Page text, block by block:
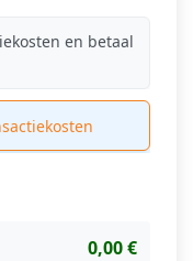
en betaal
0,00 €